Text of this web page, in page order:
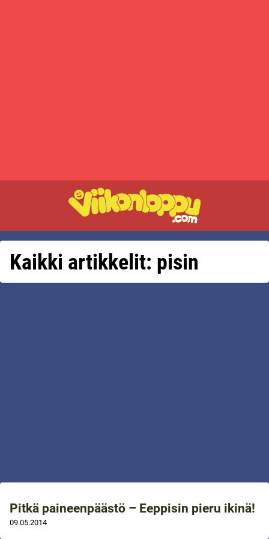
Kaikki artikkelit: pisin
Pitkä paineenpäästö – Eeppisin pieru ikinä!
09.05.2014